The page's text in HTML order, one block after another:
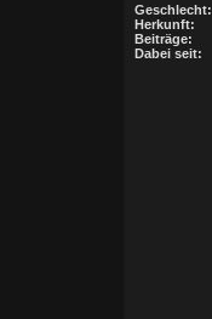
Geschlecht:
Herkunft:
Beiträge:
Dabei seit: